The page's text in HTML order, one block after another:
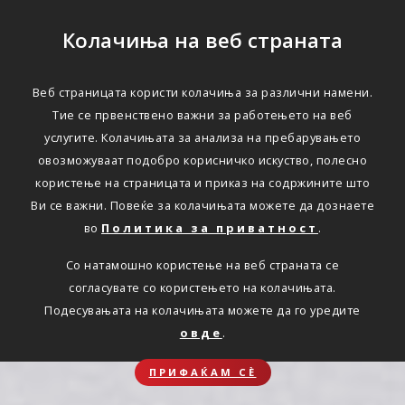
Колачиња на веб страната
Веб страницата користи колачиња за различни намени.
Тие се првенствено важни за работењето на веб
услугите. Колачињата за анализа на пребарувањето
овозможуваат подобро корисничко искуство, полесно
користење на страницата и приказ на содржините што
Ви се важни. Повеќе за колачињата можете да дознаете
во Политика за приватност .
Со натамошно користење на веб страната се
согласувате со користењето на колачињата.
Подесувањата на колачињата можете да го уредите
овде .
ПРИФАЌАМ СЀ